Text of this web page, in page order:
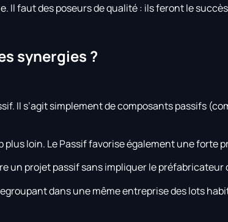
Il faut des poseurs de qualité : ils feront le
synergies ?
Il s’agit simplement de composants passifs
plus loin. Le Passif favorise également une forte
un projet passif sans impliquer le préfabricateur
dans une même entreprise des lots